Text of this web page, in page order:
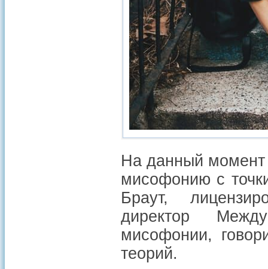
На данный момент
мисофонию с
Браут,
директор
мисофонии,
теорий.